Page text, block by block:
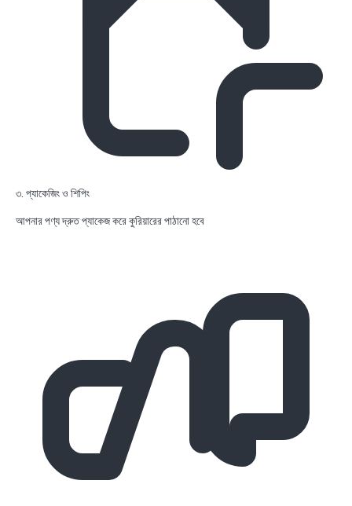
৩. প্যাকেজিং ও শিপিং
আপনার পণ্য দ্রুত প্যাকেজ করে কুরিয়ারের পাঠানো হবে